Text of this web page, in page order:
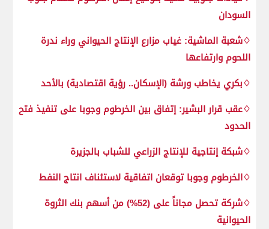
السودان
♢شعبة الماشية: غياب مزارع الإنتاج الحيواني وراء ندرة
اللحوم وارتفاعها
♢بكري يخاطب ورشة (الإسكان.. رؤية اقتصادية) بالأحد
♢عقب قرار البشير: إتفاق بين الخرطوم وجوبا على تنفيذ فتح
الحدود
♢شبكة إنتاجية للإنتاج الزراعي للشباب بالجزيرة
♢الخرطوم وجوبا توقعان اتفاقية لاستئناف انتاج النفط
♢شركة تحصل مجاناً على (52%) من أسهم بنك الثروة
الحيوانية